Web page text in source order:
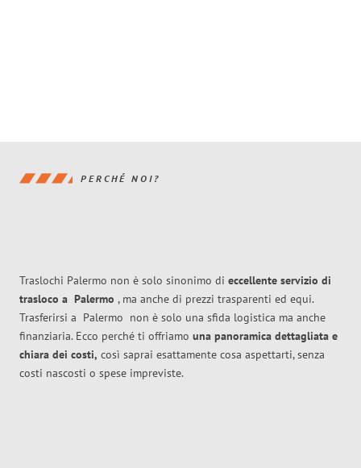
PERCHÉ NOI?
Traslochi Palermo non è solo sinonimo di eccellente servizio di
trasloco a Palermo , ma anche di prezzi trasparenti ed equi.
Trasferirsi a Palermo non è solo una sfida logistica ma anche
finanziaria. Ecco perché ti offriamo una panoramica dettagliata e
chiara dei costi, così saprai esattamente cosa aspettarti, senza
costi nascosti o spese impreviste.